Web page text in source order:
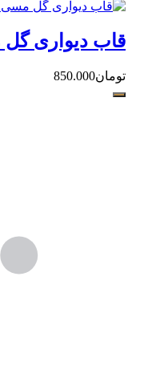
قاب دیواری گل مسی 2
تومان850.000